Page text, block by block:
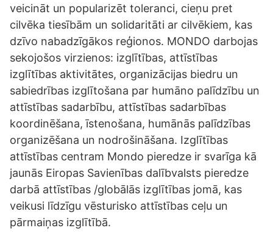
veicināt un popularizēt toleranci, cieņu pret
cilvēka tiesībām un solidaritāti ar cilvēkiem, kas
dzīvo nabadzīgākos reģionos. MONDO darbojas
sekojošos virzienos: izglītības, attīstības
izglītības aktivitātes, organizācijas biedru un
sabiedrības izglītošana par humāno palīdzību un
attīstības sadarbību, attīstības sadarbības
koordinēšana, īstenošana, humānās palīdzības
organizēšana un nodrošināšana. Izglītības
attīstības centram Mondo pieredze ir svarīga kā
jaunās Eiropas Savienības dalībvalsts pieredze
darbā attīstības /globālās izglītības jomā, kas
veikusi līdzīgu vēsturisko attīstības ceļu un
pārmaiņas izglītībā.